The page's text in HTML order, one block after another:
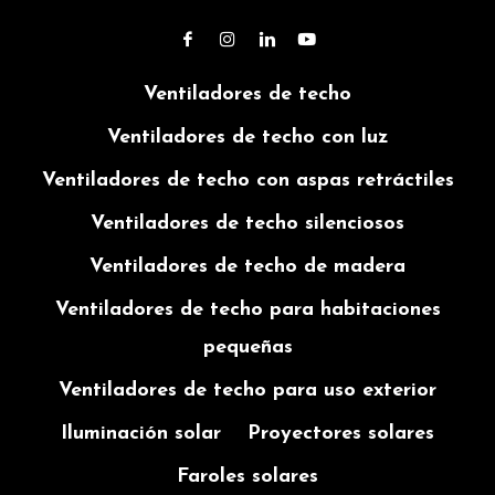
memoria
de
temperatura
de color
INSTRUCCIONES
conversión
de energía
MODOS
ENCENDIDO
Elige entre
diferentes
con o sin
presencia
MEDIANTE
USB
cable
tenerlo
siempre
listo para
usar
DE
Elige entre
diferentes
DE
PRESENCIA
de
y
automático
de la luz
OPCIONES
MONTAJE
Ventiladores de techo
Ventiladores de techo con luz
Ventiladores de techo con aspas retráctiles
Ventiladores de techo silenciosos
Ventiladores de techo de madera
Ventiladores de techo para habitaciones
pequeñas
Ventiladores de techo para uso exterior
Iluminación solar Proyectores solares
Faroles solares